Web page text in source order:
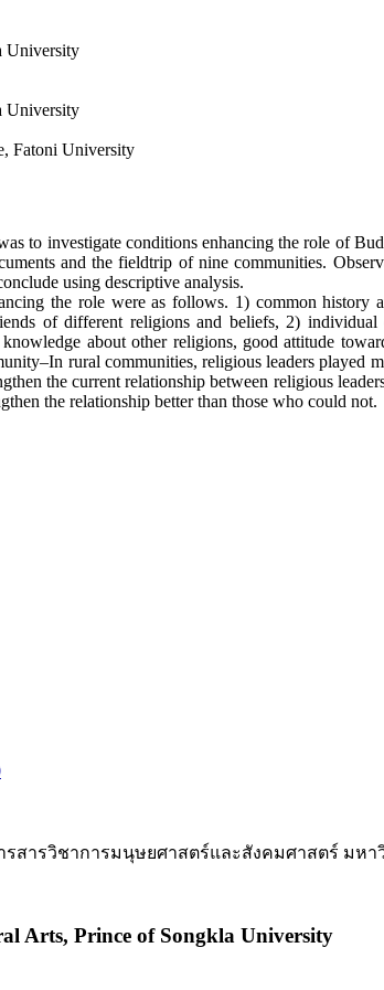
University
University
Fatoni University
to investigate conditions enhancing the role of
and the fieldtrip of nine communities.
using descriptive analysis.
the role were as follows. 1) common history
of different religions and beliefs, 2)
about other religions, good attitude
rural communities, religious leaders played
the current relationship between religious
the relationship better than those who could not.
สารวิชาการมนุษยศาสตร์และสังคมศาสตร์ มหา
Arts, Prince of Songkla University